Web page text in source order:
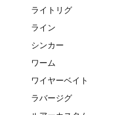
ライトリグ
ライン
シンカー
ワーム
ワイヤーベイト
ラバージグ